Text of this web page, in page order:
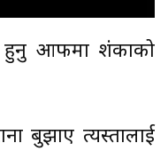
न हुनु आफैंमा शंकाको
बुझाए त्यस्तालाई